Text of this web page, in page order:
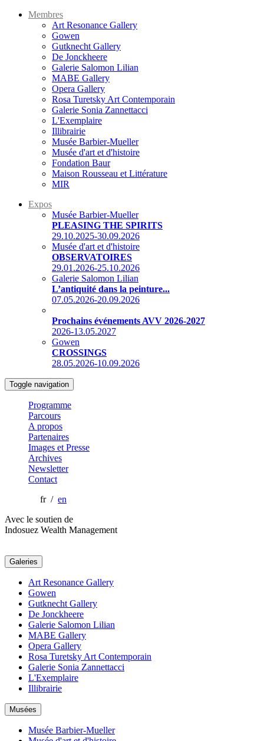
Membres
Art Resonance Gallery
Gowen
Gutknecht Gallery
De Jonckheere
Galerie Salomon Lilian
MABE Gallery
Opera Gallery
Rosa Turetsky Art Contemporain
Galerie Sonia Zannettacci
L'Exemplaire
Illibrairie
Musée Barbier-Mueller
Musée d'art et d'histoire
Fondation Baur
Maison Rousseau et Littérature
MIR
Expos
Musée Barbier-Mueller
PLEASING THE SPIRITS
29.10.2025-30.09.2026
Musée d'art et d'histoire
OBSERVATOIRES
29.01.2026-25.10.2026
Galerie Salomon Lilian
L’antiquité dans la peinture...
07.05.2026-20.09.2026
Prochains événements AVV 2026-2027
2026-13.05.2027
Gowen
CROSSINGS
28.05.2026-10.09.2026
Toggle navigation
Programme
Parcours
A propos
Partenaires
Images et Presse
Archives
Newsletter
Contact
fr / en
Avec le soutien de
Indosuez Wealth Management
Galeries
Art Resonance Gallery
Gowen
Gutknecht Gallery
De Jonckheere
Galerie Salomon Lilian
MABE Gallery
Opera Gallery
Rosa Turetsky Art Contemporain
Galerie Sonia Zannettacci
L'Exemplaire
Illibrairie
Musées
Musée Barbier-Mueller